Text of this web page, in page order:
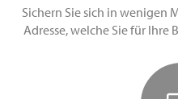
Sichern Sie sich in wenigen
Adresse, welche Sie für